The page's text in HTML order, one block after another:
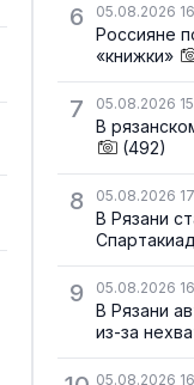
6 05.08.2026
Россияне
«книжки»
7 05.08.2026
В
(492)
8 05.08.2026
В Рязани
9 05.08.2026
В Рязани
из-за
05.08.2026